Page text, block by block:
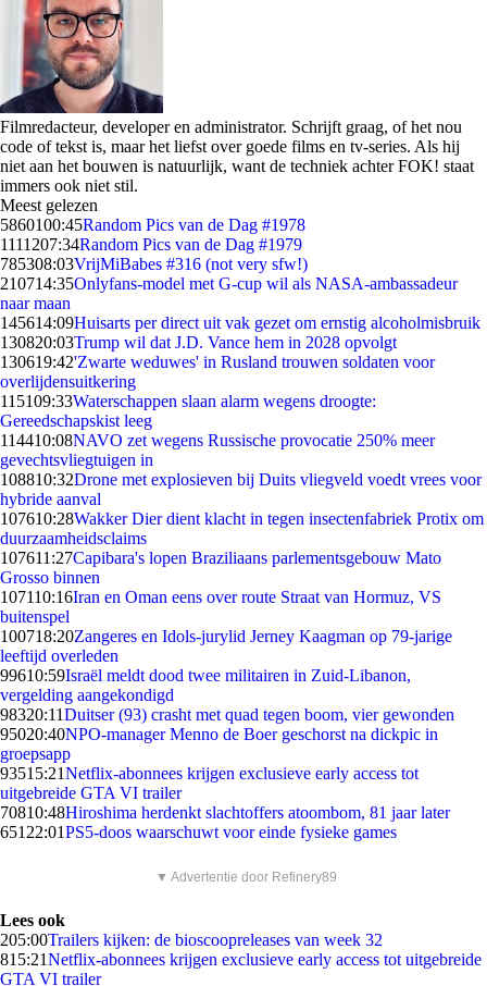
Filmredacteur, developer en administrator. Schrijft graag, of het nou
code of tekst is, maar het liefst over goede films en tv-series. Als hij
niet aan het bouwen is natuurlijk, want de techniek achter FOK! staat
immers ook niet stil.
Meest gelezen
5860100:45Random Pics van de Dag #1978
1111207:34Random Pics van de Dag #1979
785308:03VrijMiBabes #316 (not very sfw!)
210714:35Onlyfans-model met G-cup wil als NASA-ambassadeur
naar maan
145614:09Huisarts per direct uit vak gezet om ernstig alcoholmisbruik
130820:03Trump wil dat J.D. Vance hem in 2028 opvolgt
130619:42'Zwarte weduwes' in Rusland trouwen soldaten voor
overlijdensuitkering
115109:33Waterschappen slaan alarm wegens droogte:
Gereedschapskist leeg
114410:08NAVO zet wegens Russische provocatie 250% meer
gevechtsvliegtuigen in
108810:32Drone met explosieven bij Duits vliegveld voedt vrees voor
hybride aanval
107610:28Wakker Dier dient klacht in tegen insectenfabriek Protix om
duurzaamheidsclaims
107611:27Capibara's lopen Braziliaans parlementsgebouw Mato
Grosso binnen
107110:16Iran en Oman eens over route Straat van Hormuz, VS
buitenspel
100718:20Zangeres en Idols-jurylid Jerney Kaagman op 79-jarige
leeftijd overleden
99610:59Israël meldt dood twee militairen in Zuid-Libanon,
vergelding aangekondigd
98320:11Duitser (93) crasht met quad tegen boom, vier gewonden
95020:40NPO-manager Menno de Boer geschorst na dickpic in
groepsapp
93515:21Netflix-abonnees krijgen exclusieve early access tot
uitgebreide GTA VI trailer
70810:48Hiroshima herdenkt slachtoffers atoombom, 81 jaar later
651 22:01PS5-doos waarschuwt voor einde fysieke games
▼ Advertentie door Refinery89
Lees ook
205:00Trailers kijken: de bioscoopreleases van week 32
815:21Netflix-abonnees krijgen exclusieve early access tot uitgebreide
GTA VI trailer